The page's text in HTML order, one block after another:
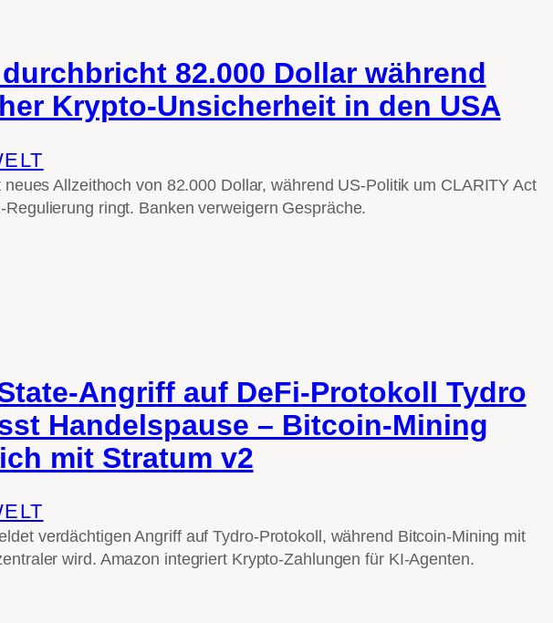
82.000 Dollar während
Krypto-Unsicherheit in den USA
neues Allzeithoch von 82.000 Dollar, während US-Politik um CLARITY Act
Regulierung ringt. Banken verweigern Gespräche.
Angriff auf DeFi-Protokoll Tydro
Handelspause – Bitcoin-Mining
mit Stratum v2
verdächtigen Angriff auf Tydro-Protokoll, während Bitcoin-Mining mit
wird. Amazon integriert Krypto-Zahlungen für KI-Agenten.